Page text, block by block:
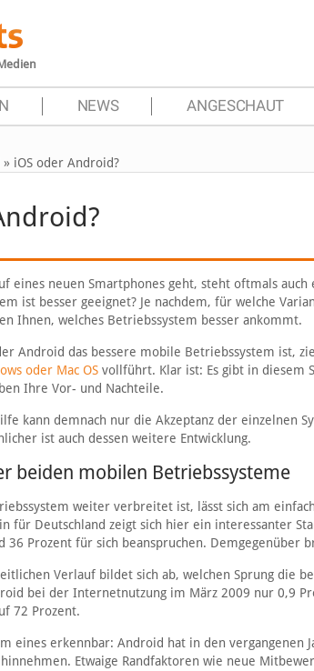
NEWS ANGESCHAUT
» iOS oder Android?
eines neuen Smartphones geht, steht oftmals
ist besser geeignet? Je nachdem, für welche
Ihnen, welches Betriebssystem besser ankommt.
Android das bessere mobile Betriebssystem ist,
oder Mac OSvollführt. Klar ist: Es gibt in diesem
Ihre Vor- und Nachteile.
kann demnach nur die Akzeptanz der einzelnen
ist auch dessen weitere Entwicklung.
beiden mobilen Betriebssysteme
weiter verbreitet ist, lässt sich am
für Deutschland zeigt sich hier ein interessanter
36 Prozent für sich beanspruchen. Demgegenüber
Verlauf bildet sich ab, welchen Sprung die
bei der Internetnutzung im März 2009 nur 0,9
72 Prozent.
eines erkennbar: Android hat in den vergangenen
Etwaige Randfaktoren wie neue